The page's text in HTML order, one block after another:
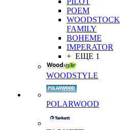
POEM
WOODSTOCK
FAMILY
BOHEME
IMPERATOR
+ ЕЩЕ 1
WOODSTYLE
POLARWOOD